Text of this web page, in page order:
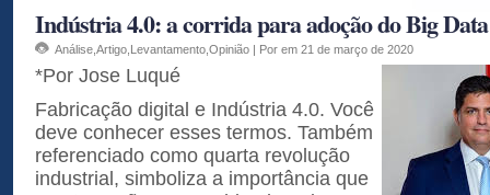
Indústria 4.0: a corrida para adoção do Big Data
Análise Artigo Levantamento Opinião | Por em 21 de março de 2020
*Por Jose Luqué
Fabricação digital e Indústria 4.0. Você
deve conhecer esses termos. Também
referenciado como quarta revolução
industrial, simboliza a importância que